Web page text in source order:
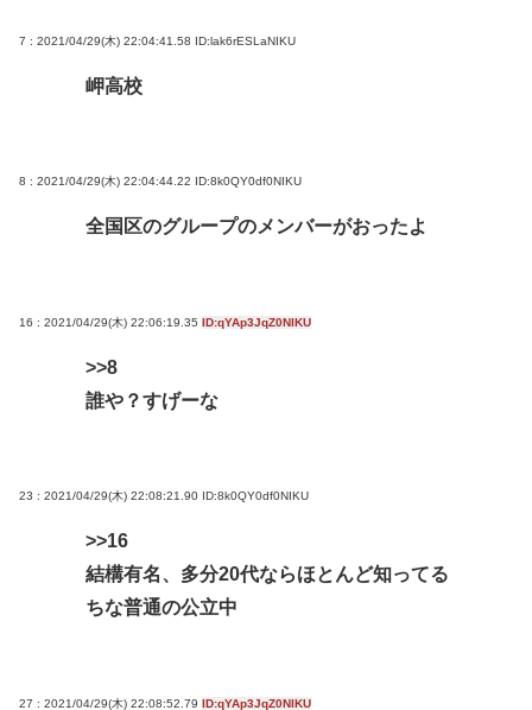
7 : 2021/04/29(木) 22:04:41.58 ID:lak6rESLaNIKU
岬高校
8 : 2021/04/29(木) 22:04:44.22 ID:8k0QY0df0NIKU
全国区のグループのメンバーがおったよ
16 : 2021/04/29(木) 22:06:19.35 ID:qYAp3JqZ0NIKU
>>8
誰や？すげーな
23 : 2021/04/29(木) 22:08:21.90 ID:8k0QY0df0NIKU
>>16
結構有名、多分20代ならほとんど知ってる
ちな普通の公立中
27 : 2021/04/29(木) 22:08:52.79 ID:qYAp3JqZ0NIKU